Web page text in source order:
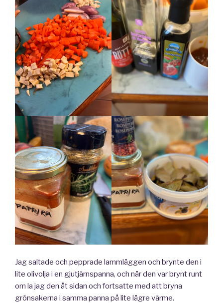
Jag saltade och pepprade lammläggen och brynte den i
lite olivolja i en gjutjärnspanna, och när den var brynt runt
om la jag den åt sidan och fortsatte med att bryna
grönsakerna i samma panna på lite lägre värme.